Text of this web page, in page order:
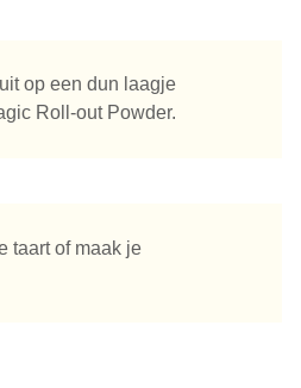
op een dun laagje
Roll-out Powder.
taart of maak je